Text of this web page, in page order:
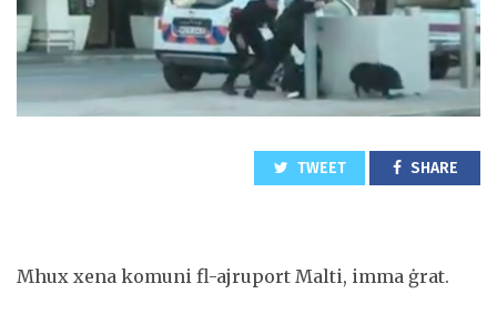
TWEET SHARE
Mhux xena komuni fl-ajruport Malti, imma ġrat.